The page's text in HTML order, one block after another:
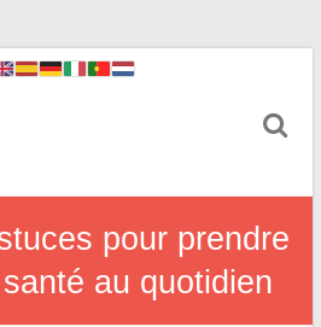
pour prendre
au quotidien